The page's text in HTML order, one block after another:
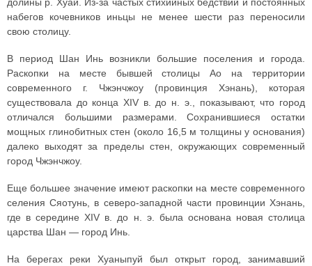
набегов кочевников иньцы не менее шести раз переносили
свою столицу.
В период Шан Инь возникли большие поселения и города.
Раскопки на месте бывшей столицы Ао на территории
современного г. Чжэнчжоу (провинция Хэнань), которая
существовала до конца XIV в. до н. э., показывают, что город
отличался большими размерами. Сохранившиеся остатки
мощных глинобитных стен (около 16,5 м толщины у основания)
далеко выходят за пределы стен, окружающих современный
город Чжэнчжоу.
Еще большее значение имеют раскопки на месте современного
селения Сяотунь, в северо-западной части провинции Хэнань,
где в середине XIV в. до н. э. была основана новая столица
царства Шан — город Инь.
На берегах реки Хуаныпуй был открыт город, занимавший